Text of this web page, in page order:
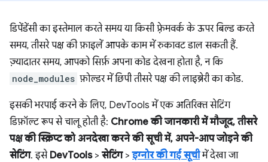
डिपेंडेंसी का इस्तेमाल करते समय या किसी फ़्रेमवर्क के ऊपर बिल्ड करते
समय, तीसरे पक्ष की फ़ाइलें आपके काम में रुकावट डाल सकती हैं.
ज़्यादातर समय, आपको सिर्फ़ अपना कोड देखना होता है, न कि
node_modules फ़ोल्डर में छिपी तीसरे पक्ष की लाइब्रेरी का कोड.
इसकी भरपाई करने के लिए, DevTools में एक अतिरिक्त सेटिंग
डिफ़ॉल्ट रूप से चालू होती है: Chrome की जानकारी में मौजूद, तीसरे
पक्ष की स्क्रिप्ट को अनदेखा करने की सूची में, अपने-आप जोड़ने की
सेटिंग. इसे DevTools> सेटिंग>इग्नोर की गई सूचीमें देखा जा